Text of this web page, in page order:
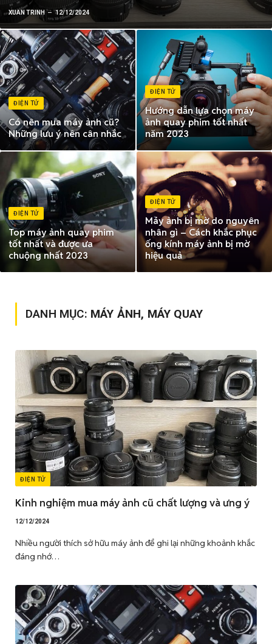
XUAN TRINH 12/12/2024
ĐIỆN TỬ
Có nên mua máy ảnh cũ?
Những lưu ý nên cân nhắc
ĐIỆN TỬ
Hướng dẫn lựa chọn máy
ảnh quay phim tốt nhất
năm 2023
ĐIỆN TỬ
Top máy ảnh quay phim
tốt nhất và được ưa
chuộng nhất 2023
ĐIỆN TỬ
Máy ảnh bị mờ do nguyên
nhân gì – Cách khắc phục
ống kính máy ảnh bị mờ
hiệu quả
DANH MỤC: MÁY ẢNH, MÁY QUAY
ĐIỆN TỬ
Kinh nghiệm mua máy ảnh cũ chất lượng và ưng ý
12/12/2024
Nhiều người thích sở hữu máy ảnh để ghi lại những khoảnh khắc
đáng nhớ…